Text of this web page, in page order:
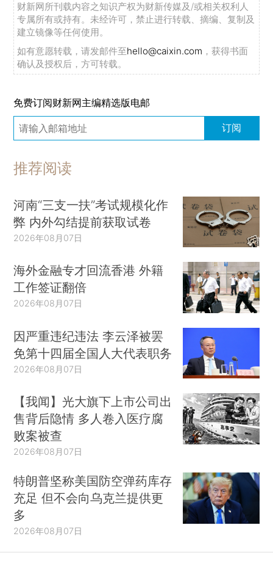
财新网所刊载内容之知识产权为财新传媒及/或相关权利人
专属所有或持有。未经许可，禁止进行转载、摘编、复制及
建立镜像等任何使用。
如有意愿转载，请发邮件至hello@caixin.com ，获得书面
确认及授权后，方可转载。
免费订阅财新网主编精选版电邮
订阅
推荐阅读
河南“三支一扶”考试规模化作
弊 内外勾结提前获取试卷
2026年08月07日
海外金融专才回流香港 外籍
工作签证翻倍
2026年08月07日
因严重违纪违法 李云泽被罢
免第十四届全国人大代表职务
2026年08月07日
【我闻】光大旗下上市公司出
售背后隐情 多人卷入医疗腐
败案被查
2026年08月07日
特朗普坚称美国防空弹药库存
充足 但不会向乌克兰提供更
多
2026年08月07日